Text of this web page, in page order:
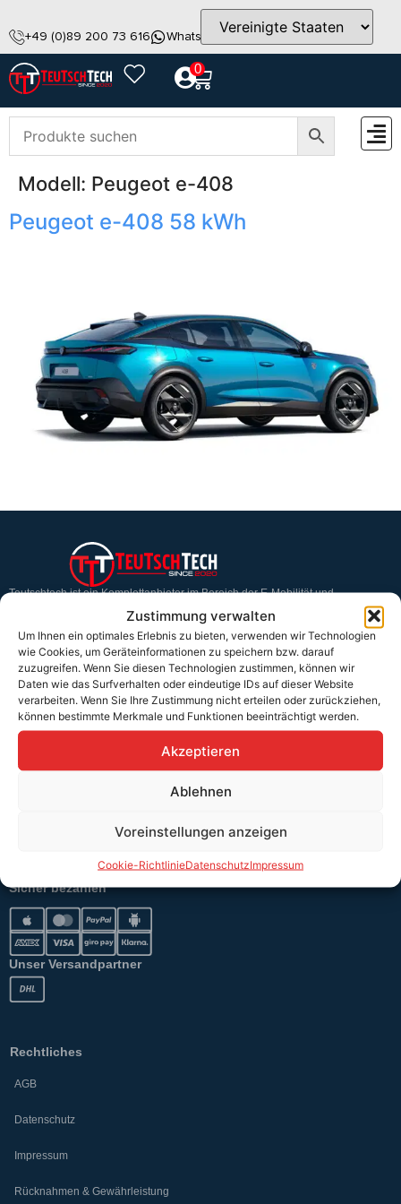
Zustimmung verwalten
Um Ihnen ein optimales Erlebnis zu bieten, verwenden wir Technologien
wie Cookies, um Geräteinformationen zu speichern bzw. darauf
zuzugreifen. Wenn Sie diesen Technologien zustimmen, können wir
Daten wie das Surfverhalten oder eindeutige IDs auf dieser Website
verarbeiten. Wenn Sie Ihre Zustimmung nicht erteilen oder zurückziehen,
können bestimmte Merkmale und Funktionen beeinträchtigt werden.
Akzeptieren
Ablehnen
Voreinstellungen anzeigen
Cookie-RichtlinieDatenschutzImpressum
+49 (0)89 200 73 616 WhatsApp info@teutschtech.com
0
Modell: Peugeot e-408
Peugeot e-408 58 kWh
Teutschtech ist ein Komplettanbieter im Bereich der E-Mobilität und
erneuerbaren Energien. Auf unserer Homepage findest du eine ausführliche
Übersicht über unsere Produkte und Dienstleistungen.
Service & Hilfe
Kontakt
Widerrufsbelehrung
Rücknahmen & Gewährleistung
Sicher bezahlen
Unser Versandpartner
Rechtliches
AGB
Datenschutz
Impressum
Rücknahmen & Gewährleistung